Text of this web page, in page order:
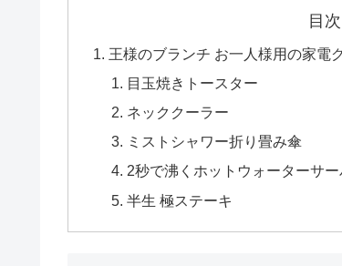
目次
王様のブランチ お一人様用の家電
目玉焼きトースター
ネッククーラー
ミストシャワー折り畳み傘
2秒で沸くホットウォーターサー
半生 極ステーキ